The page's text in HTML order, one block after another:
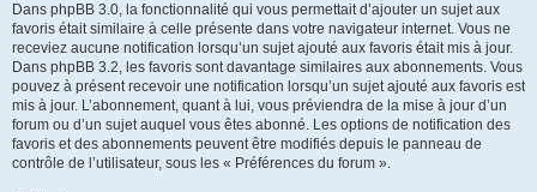
Dans phpBB 3.0, la fonctionnalité qui vous permettait d’ajouter un sujet aux
favoris était similaire à celle présente dans votre navigateur internet. Vous ne
receviez aucune notification lorsqu’un sujet ajouté aux favoris était mis à jour.
Dans phpBB 3.2, les favoris sont davantage similaires aux abonnements. Vous
pouvez à présent recevoir une notification lorsqu’un sujet ajouté aux favoris est
mis à jour. L’abonnement, quant à lui, vous préviendra de la mise à jour d’un
forum ou d’un sujet auquel vous êtes abonné. Les options de notification des
favoris et des abonnements peuvent être modifiés depuis le panneau de
contrôle de l’utilisateur, sous les « Préférences du forum ».